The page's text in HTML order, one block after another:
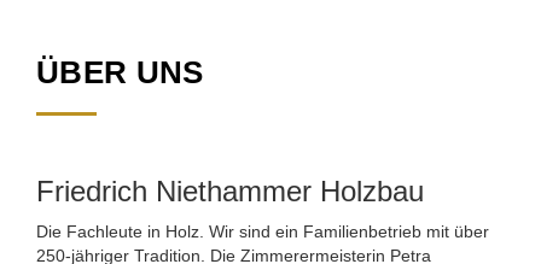
ÜBER UNS
Friedrich Niethammer Holzbau
Die Fachleute in Holz. Wir sind ein Familienbetrieb mit über
250-jähriger Tradition. Die Zimmerermeisterin Petra